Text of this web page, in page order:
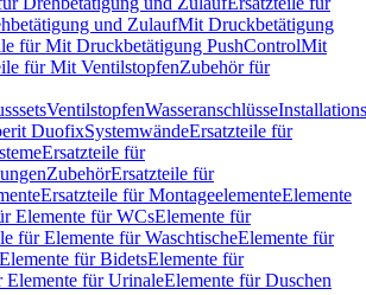
und ZulaufMit Druckbetätigung
für Mit Druckbetätigung PushControlMit
für Mit VentilstopfenZubehör für
VentilstopfenWasseranschlüsse
DuofixSystemwändeErsatzteile für
Ersatzteile für
ZubehörErsatzteile für
Ersatzteile für MontageelementeElemente
Elemente für WCsElemente für
für Elemente für WaschtischeElemente für
für BidetsElemente für
Elemente für UrinaleElemente für Duschen